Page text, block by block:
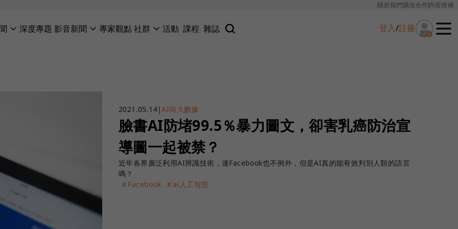
關於我們廣告合作內容授權
深度專題 影音新聞 專家觀點社群 活動 課程 雜誌 登入/註冊
2021.05.14|AI與大數據
臉書AI防堵99.5％暴力圖文，卻害乳癌防治宣
導圖一起被禁？
近年各界廣泛利用AI辨識技術，連Facebook也不例外，但是AI真的能有效判別人類的語言
嗎？
＃Facebook
＃ai人工智慧